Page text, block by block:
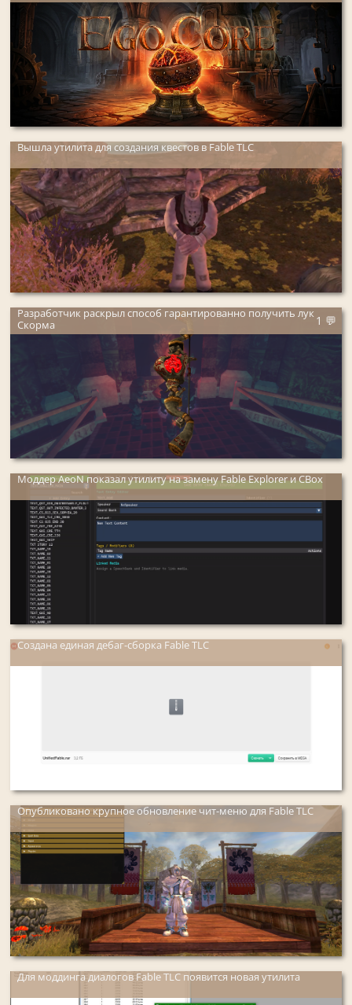
Вышла утилита для создания квестов в Fable TLC
Разработчик раскрыл способ гарантированно получить лук
Скорма
1 💬
Моддер AeoN показал утилиту на замену Fable Explorer и CBox
Создана единая дебаг-сборка Fable TLC
Опубликовано крупное обновление чит-меню для Fable TLC
Для моддинга диалогов Fable TLC появится новая утилита